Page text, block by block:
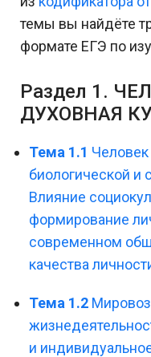
темы вы найдёте
формате ЕГЭ по
Раздел 1.
ДУХОВНАЯ
Тема 1.1 Человек
биологической и
Влияние
формирование
современном
качества
Тема 1.2
и